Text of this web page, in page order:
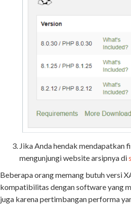
Jika Anda hendak mendapatkan
mengunjungi website arsipnya di
Beberapa orang memang butuh versi
kompatibilitas dengan software yang
juga karena pertimbangan performa